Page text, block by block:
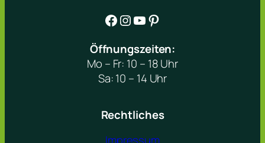
Facebook Instagram YouTube Pinterest
Öffnungszeiten:
Mo – Fr: 10 – 18 Uhr
Sa: 10 – 14 Uhr
Rechtliches